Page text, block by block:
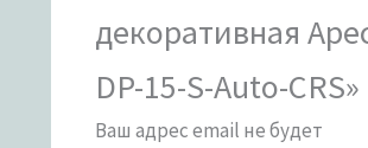
декоративная
DP-15-S-Auto-CRS»
Ваш адрес email не будет